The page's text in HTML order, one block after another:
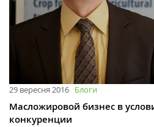
29 вересня 2016 Блоги
Масложировой бизнес в
конкуренции